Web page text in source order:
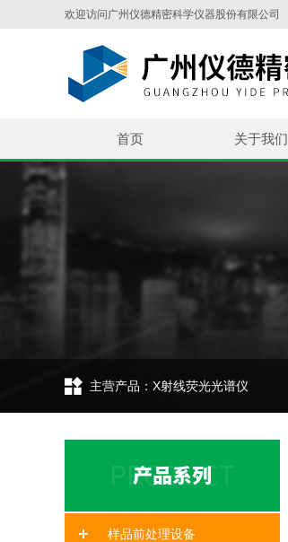
欢迎访问广州仪德精密科学仪器股份有限公司
首页 关于我们
主营产品：X射线荧光光谱仪
样品前处理设备